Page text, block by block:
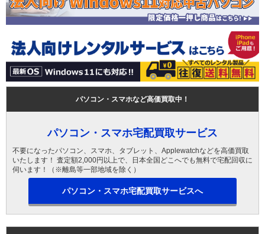
パソコン・スマホなど高価買取中！
パソコン・スマホ宅配買取サービス
不要になったパソコン、スマホ、タブレット、Applewatchなどを高価買取
いたします！ 査定額2,000円以上で、日本全国どこへでも無料で宅配回収に
伺います！（※離島等一部地域を除く）
パソコン・スマホ宅配買取サービスへ